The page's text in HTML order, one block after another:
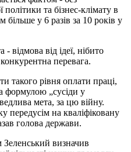
та бізнес-клімату в
більше у 6 разів за 10 років у
відмова від ідеї, нібито
перевага.
такого рівня оплати праці,
формулою „сусіди у
мета, за цю війну.
передусім на кваліфіковану
голова держави.
визначив